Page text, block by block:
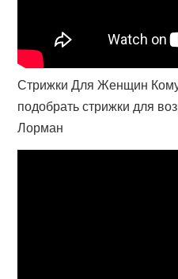
Стрижки Для Женщин Кому
подобрать стрижки для
Лорман